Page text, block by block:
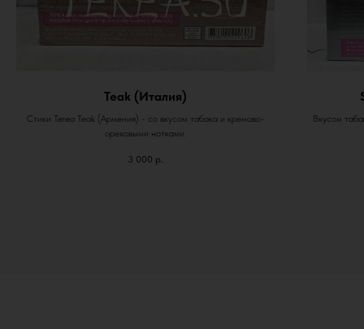
Teak (Италия)
Стики Terea Teak (Армения) - со вкусом табака и кремово-
ореховыми нотками.
3 000 р.
Вкусом